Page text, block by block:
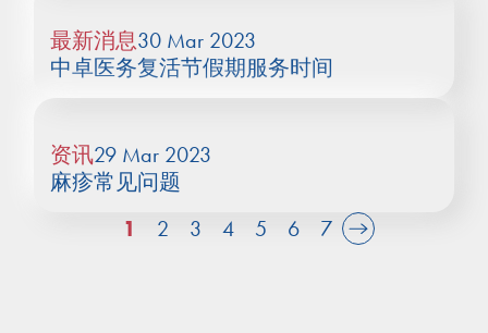
最新消息30 Mar 2023
中卓医务复活节假期服务时间
资讯29 Mar 2023
麻疹常见问题
1
2 3 4 5 6 7